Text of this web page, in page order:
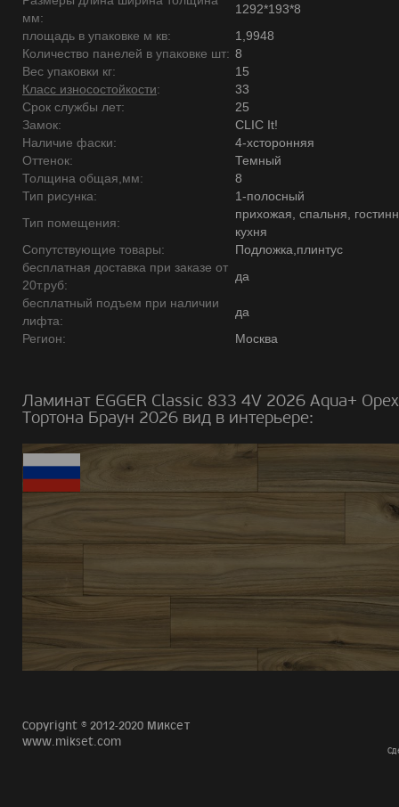
мм:
1292*193*8
площадь в упаковке м кв:
1,9948
Количество панелей в упаковке шт: 8
Вес упаковки кг:
15
Класс износостойкости:
33
Срок службы лет:
25
Замок:
CLIC It!
Наличие фаски:
4-хсторонняя
Оттенок:
Темный
Толщина общая,мм:
8
Тип рисунка:
1-полосный
Тип помещения:
прихожая, спальня,
кухня
Сопутствующие товары:
Подложка,плинтус
бесплатная доставка при заказе от
20т.руб:
да
бесплатный подъем при наличии
лифта:
да
Регион:
Москва
Ламинат EGGER Classic 833 4V 2026 Aqua+ Орех
Тортона Браун 2026 вид в интерьере:
Copyright © 2012-2020 Миксет
www.mikset.com